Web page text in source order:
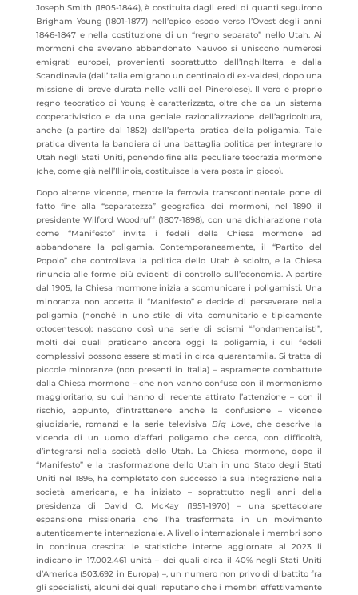
Joseph Smith (1805-1844), è costituita dagli eredi di quanti seguirono
Brigham Young (1801-1877) nell’epico esodo verso l’Ovest degli anni
1846-1847 e nella costituzione di un “regno separato” nello Utah. Ai
mormoni che avevano abbandonato Nauvoo si uniscono numerosi
emigrati europei, provenienti soprattutto dall’Inghilterra e dalla
Scandinavia (dall’Italia emigrano un centinaio di ex-valdesi, dopo una
missione di breve durata nelle valli del Pinerolese). Il vero e proprio
regno teocratico di Young è caratterizzato, oltre che da un sistema
cooperativistico e da una geniale razionalizzazione dell’agricoltura,
anche (a partire dal 1852) dall’aperta pratica della poligamia. Tale
pratica diventa la bandiera di una battaglia politica per integrare lo
Utah negli Stati Uniti, ponendo fine alla peculiare teocrazia mormone
(che, come già nell’Illinois, costituisce la vera posta in gioco).
Dopo alterne vicende, mentre la ferrovia transcontinentale pone di
fatto fine alla “separatezza” geografica dei mormoni, nel 1890 il
presidente Wilford Woodruff (1807-1898), con una dichiarazione nota
come “Manifesto” invita i fedeli della Chiesa mormone ad
abbandonare la poligamia. Contemporaneamente, il “Partito del
Popolo” che controllava la politica dello Utah è sciolto, e la Chiesa
rinuncia alle forme più evidenti di controllo sull’economia. A partire
dal 1905, la Chiesa mormone inizia a scomunicare i poligamisti. Una
minoranza non accetta il “Manifesto” e decide di perseverare nella
poligamia (nonché in uno stile di vita comunitario e tipicamente
ottocentesco): nascono così una serie di scismi “fondamentalisti”,
molti dei quali praticano ancora oggi la poligamia, i cui fedeli
complessivi possono essere stimati in circa quarantamila. Si tratta di
piccole minoranze (non presenti in Italia) – aspramente combattute
dalla Chiesa mormone – che non vanno confuse con il mormonismo
maggioritario, su cui hanno di recente attirato l’attenzione – con il
rischio, appunto, d’intrattenere anche la confusione – vicende
giudiziarie, romanzi e la serie televisiva Big Love, che descrive la
vicenda di un uomo d’affari poligamo che cerca, con difficoltà,
d’integrarsi nella società dello Utah. La Chiesa mormone, dopo il
“Manifesto” e la trasformazione dello Utah in uno Stato degli Stati
Uniti nel 1896, ha completato con successo la sua integrazione nella
società americana, e ha iniziato – soprattutto negli anni della
presidenza di David O. McKay (1951-1970) – una spettacolare
espansione missionaria che l’ha trasformata in un movimento
autenticamente internazionale. A livello internazionale i membri sono
in continua crescita: le statistiche interne aggiornate al 2023 li
indicano in 17.002.461 unità – dei quali circa il 40% negli Stati Uniti
d’America (503.692 in Europa)​ –, un numero non privo di dibattito fra
gli specialisti, alcuni dei quali reputano che i membri effettivamente